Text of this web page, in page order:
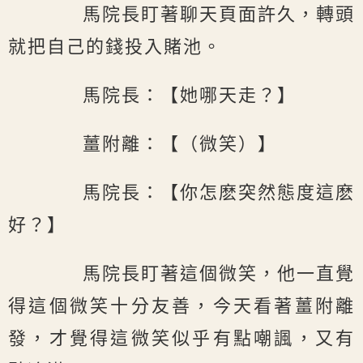
馬院長盯著聊天頁面許久，轉頭
就把自己的錢投入賭池。
馬院長：【她哪天走？】
薑附離：【（微笑）】
馬院長：【你怎麽突然態度這麽
好？】
馬院長盯著這個微笑，他一直覺
得這個微笑十分友善，今天看著薑附離
發，才覺得這微笑似乎有點嘲諷，又有